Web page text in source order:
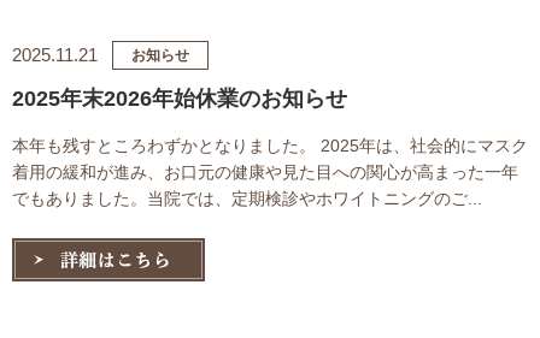
2025.11.21 お知らせ
2025年末2026年始休業のお知らせ
本年も残すところわずかとなりました。 2025年は、社会的にマスク
着用の緩和が進み、お口元の健康や見た目への関心が高まった一年
でもありました。当院では、定期検診やホワイトニングのご...